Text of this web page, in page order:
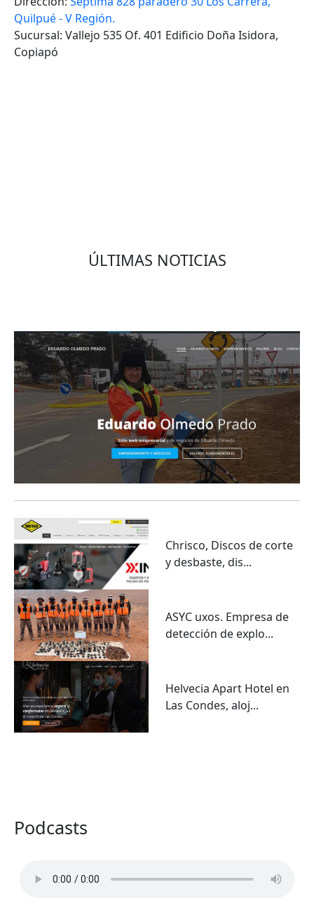
Quilpué - V Región.
Sucursal: Vallejo 535 Of. 401 Edificio Doña Isidora,
Copiapó
ÚLTIMAS NOTICIAS
Chrisco, Discos de corte
y desbaste, dis...
ASYC uxos. Empresa de
detección de explo...
Helvecia Apart Hotel en
Las Condes, aloj...
Podcasts